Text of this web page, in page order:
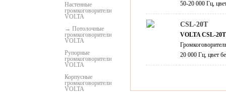
Настенные
громкоговорители
VOLTA
Потолочные
громкоговорители
VOLTA
Рупорные
громкоговорители
VOLTA
Корпусные
громкоговорители
VOLTA
50-20 000 Гц,
CSL-20T
VOLTA CSL-20T
20 000 Гц, цвет